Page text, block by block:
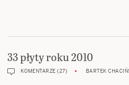
33 płyty roku 2010
KOMENTARZE (27) BARTEK